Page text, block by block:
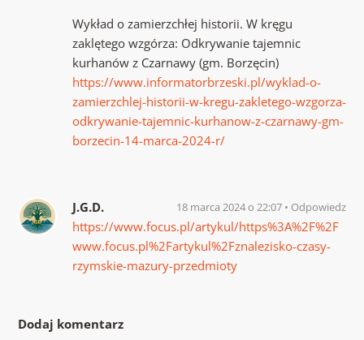
Wykład o zamierzchłej historii. W kręgu
zaklętego wzgórza: Odkrywanie tajemnic
kurhanów z Czarnawy (gm. Borzęcin)
https://www.informatorbrzeski.pl/wyklad-o-
zamierzchlej-historii-w-kregu-zakletego-wzgorza-
odkrywanie-tajemnic-kurhanow-z-czarnawy-gm-
borzecin-14-marca-2024-r/
J.G.D. 18 marca 2024 o 22:07 Odpowiedz
https://www.focus.pl/artykul/https%3A%2F%2F
www.focus.pl%2Fartykul%2Fznalezisko-czasy-
rzymskie-mazury-przedmioty
Dodaj komentarz